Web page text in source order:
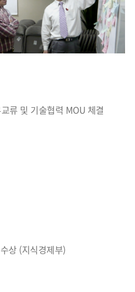
류 및 기술협력 MOU 체결
상 (지식경제부)